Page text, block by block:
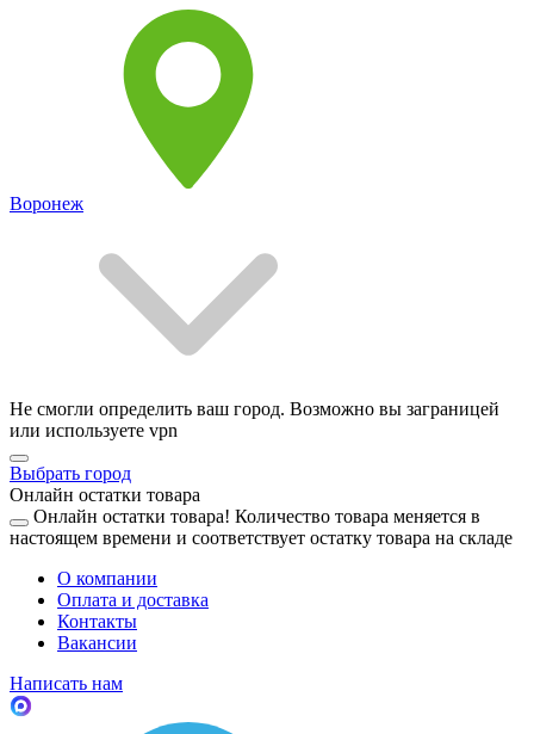
Воронеж
Не смогли определить ваш город. Возможно вы заграницей
или используете vpn
Выбрать город
Онлайн остатки товара
Онлайн остатки товара! Количество товара меняется в
настоящем времени и соответствует остатку товара на складе
О компании
Оплата и доставка
Контакты
Вакансии
Написать нам